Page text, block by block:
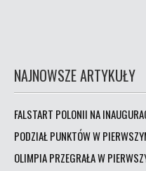
NAJNOWSZE ARTYKUŁY
FALSTART POLONII NA
PODZIAŁ PUNKTÓW W
OLIMPIA PRZEGRAŁA W